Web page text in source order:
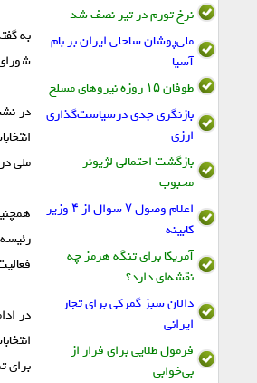
نرخ تورم در تیر نصف شد
ملی‌پوشان ساحلی ایران بر بام
آسیا
طوفان ۱۵ روزه نیروهای مسلح
بازنگری جدی درسیاست‌گذاری
ارزی
بازگشت احتمالی لژیونر
محبوب
اعلام وصول ۷ سوال از ۴ وزیر
کابینه
آمریکا برای تنگه هرمز چه
نقشه‌ای دارد؟
دالان سبز گمرکی برای تجار
ایرانی
فرمول طلایی برای فرار از
بی‌خوابی
به
در
ملی
در
برای